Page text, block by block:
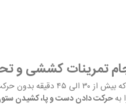
کودکانی که بیش
بهحرکت دادن دست و پا، کشیدن